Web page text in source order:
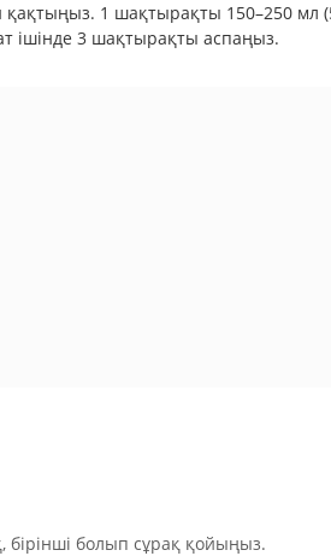
қақтыңыз. 1 шақтырақты 150–250
ішінде 3 шақтырақты аспаңыз.
бірінші болып сұрақ қойыңыз.